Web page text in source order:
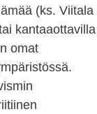
(ks. Viitala
kantaaottavilla
omat